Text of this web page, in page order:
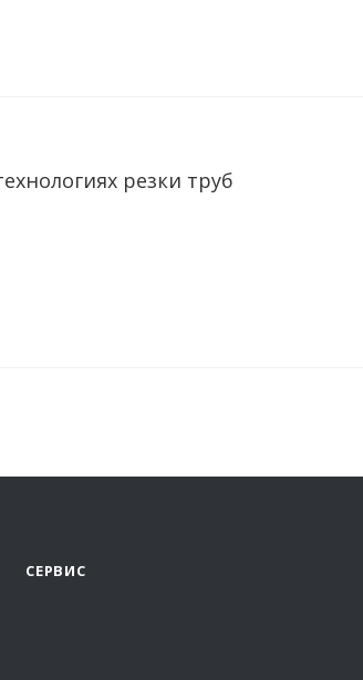
резки труб
СЕРВИС